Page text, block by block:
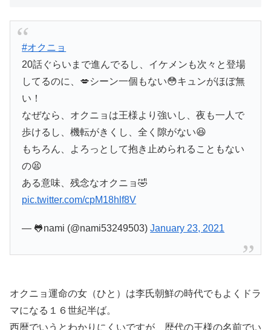
#オクニョ
20話ぐらいまで進んでるし、イケメンも次々と登場
してるのに、💋シーン一個もない😳キュンがほぼ無
い！
なぜなら、オクニョは王様より強いし、夜も一人で
歩けるし、機転がきくし、全く隙がない😆
もちろん、よろっとして抱き止められることもない
の😫
ある意味、残念なオクニョ🤣
pic.twitter.com/cpM18hlf8V
— 🐸nami (@nami53249503)January 23, 2021
オクニョ運命の女（ひと）は李氏朝鮮の時代でもよくドラ
マになる１６世紀半ば。
西暦でいうとわかりにくいですが、歴代の王様の名前でい